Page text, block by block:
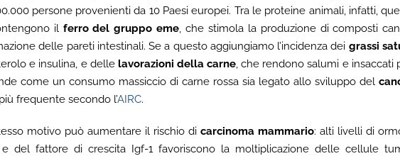
persone provenienti da 10 Paesi europei. Tra le proteine animali, infatti,
il ferro del gruppo eme , che stimola la produzione di composti
delle pareti intestinali. Se a questo aggiungiamo l’incidenza dei grassi
e insulina, e delle lavorazioni della carne , che rendono salumi e
come un consumo massiccio di carne rossa sia legato allo sviluppo del
frequente secondo l’AIRC.
motivo può aumentare il rischio di carcinoma mammario: alti livelli di
e del fattore di crescita Igf-1 favoriscono la moltiplicazione delle cellule